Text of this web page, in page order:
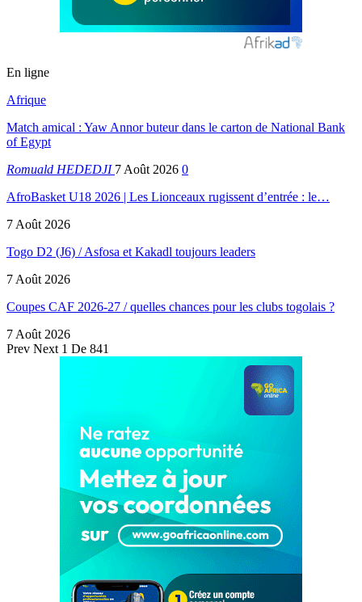
En ligne
Afrique
Match amical : Yaw Annor buteur dans le carton de National Bank
of Egypt
Romuald HEDEDJI 7 Août 2026 0
AfroBasket U18 2026 | Les Lionceaux rugissent d’entrée : le…
7 Août 2026
Togo D2 (J6) / Asfosa et Kakadl toujours leaders
7 Août 2026
Coupes CAF 2026-27 / quelles chances pour les clubs togolais ?
7 Août 2026
Prev Next 1 De 841